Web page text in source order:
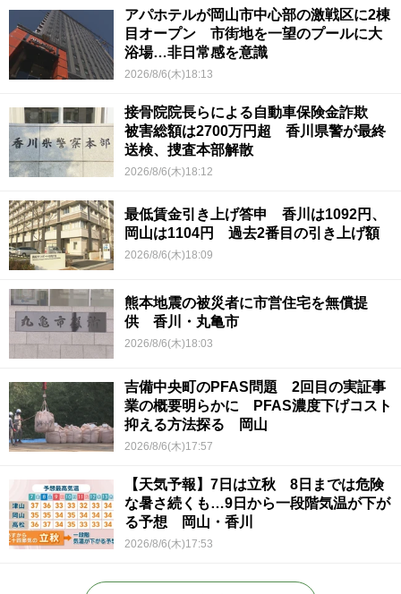
アパホテルが岡山市中心部の激戦区に2棟
目オープン 市街地を一望のプールに大
浴場…非日常感を意識
2026/8/6(木)18:13
接骨院院長らによる自動車保険金詐欺
被害総額は2700万円超 香川県警が最終
送検、捜査本部解散
2026/8/6(木)18:12
最低賃金引き上げ答申 香川は1092円、
岡山は1104円 過去2番目の引き上げ額
2026/8/6(木)18:09
熊本地震の被災者に市営住宅を無償提
供 香川・丸亀市
2026/8/6(木)18:03
吉備中央町のPFAS問題 2回目の実証事
業の概要明らかに PFAS濃度下げコスト
抑える方法探る 岡山
2026/8/6(木)17:57
【天気予報】7日は立秋 8日までは危険
な暑さ続くも…9日から一段階気温が下が
る予想 岡山・香川
2026/8/6(木)17:53